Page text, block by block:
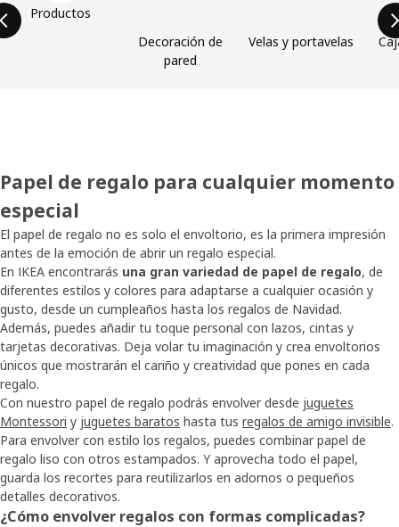
Productos
Decoración de
pared
Velas y portavelas
Papel de regalo para cualquier momento
especial
El papel de regalo no es solo el envoltorio, es la primera impresión
antes de la emoción de abrir un regalo especial.
En IKEA encontrarás una gran variedad de papel de regalo, de
diferentes estilos y colores para adaptarse a cualquier ocasión y
gusto, desde un cumpleaños hasta los regalos de Navidad.
Además, puedes añadir tu toque personal con lazos, cintas y
tarjetas decorativas. Deja volar tu imaginación y crea envoltorios
únicos que mostrarán el cariño y creatividad que pones en cada
regalo.
Con nuestro papel de regalo podrás envolver desde juguetes
Montessori y juguetes baratos hasta tus regalos de amigo invisible.
Para envolver con estilo los regalos, puedes combinar papel de
regalo liso con otros estampados. Y aprovecha todo el papel,
guarda los recortes para reutilizarlos en adornos o pequeños
detalles decorativos.
¿Cómo envolver regalos con formas complicadas?